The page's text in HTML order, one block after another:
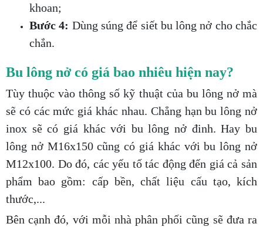
khoan;
Bước 4: Dùng súng để siết bu lông nở cho chắc
chắn.
Bu lông nở có giá bao nhiêu hiện nay?
Tùy thuộc vào thông số kỹ thuật của bu lông nở mà
sẽ có các mức giá khác nhau. Chẳng hạn bu lông nở
inox sẽ có giá khác với bu lông nở đinh. Hay bu
lông nở M16x150 cũng có giá khác với bu lông nở
M12x100. Do đó, các yếu tố tác động đến giá cả sản
phẩm bao gồm: cấp bền, chất liệu cấu tạo, kích
thước,...
Bên cạnh đó, với mỗi nhà phân phối cũng sẽ đưa ra